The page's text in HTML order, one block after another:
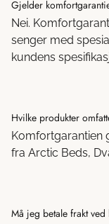
Gjelder
Nei.
senger med
kundens
Hvilke produkter
Komfortgarantien
fra Arctic Beds,
Må jeg betale frakt ved